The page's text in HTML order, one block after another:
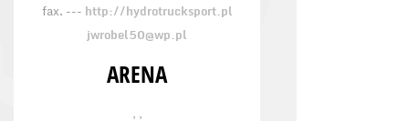
fax. --- http://hydrotrucksport.pl
jwrobel50@wp.pl
ARENA
, ,